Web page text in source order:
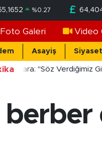
%0.27
Foto Galeri Video
Asayiş Siyaset
"Söz Verdiğimiz